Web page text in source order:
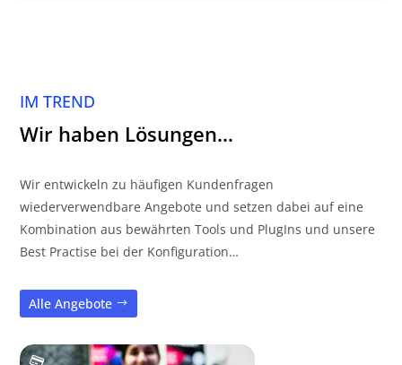
IM TREND
Wir haben Lösungen…
Wir entwickeln zu häufigen Kundenfragen
wiederverwendbare Angebote und setzen dabei auf eine
Kombination aus bewährten Tools und PlugIns und unsere
Best Practise bei der Konfiguration…
Alle Angebote